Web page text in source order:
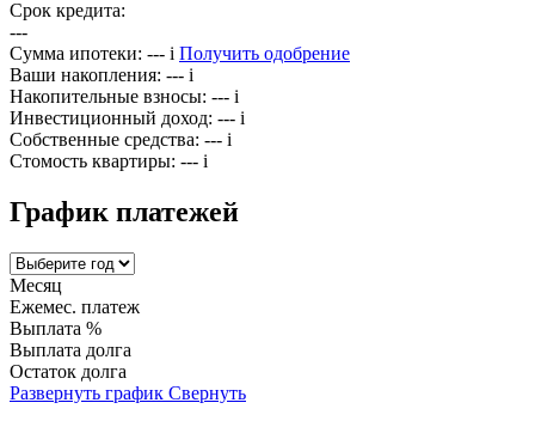
Срок кредита:
---
Сумма ипотеки: --- i Получить одобрение
Ваши накопления: --- i
Накопительные взносы: --- i
Инвестиционный доход: --- i
Собственные средства: --- i
Стомость квартиры: --- i
График платежей
Месяц
Ежемес. платеж
Выплата %
Выплата долга
Остаток долга
Развернуть график Свернуть